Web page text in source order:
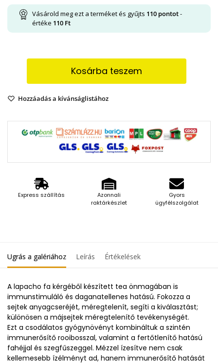
Vásárold meg ezt a terméket és gyűjts 110 pontot-
értéke 110 Ft
Kosárba teszem
Hozzáadás a kívánságlistához
Express szállítás
Azonnali
raktárkészlet
Gyors
ügyfélszolgálat
Ugrás a galériához Leírás Értékelések
A lapacho fa kérgéből készített tea önmagában is
immunstimuláló és daganatellenes hatású. Fokozza a
sejtek anyagcseréjét, méregtelenít, segíti a kiválasztást;
különösen a májsejtek méregtelenítő tevékenységét.
Ezt a csodálatos gyógynövényt kombináltuk a szintén
immunerősítő rooibosszal, valamint a fertőtlenítő hatású
fahéjjal és szegfűszeggel. Mézzel ízesítve nem csak
kellemesebb ízélményt ad, hanem immunerősítő hatását